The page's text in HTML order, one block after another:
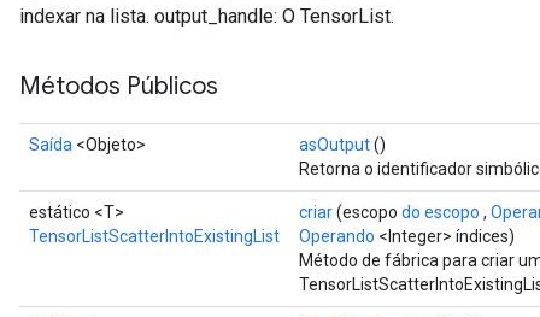
indexar na lista. output_handle: O TensorList.
Métodos Públicos
Saída <Objeto> asOutput()
Retorna o identificador
estático <T>
TensorListScatterIntoExistingList
criar(escopo do escopo ,
Operando <Integer> índices)
Método de fábrica para criar